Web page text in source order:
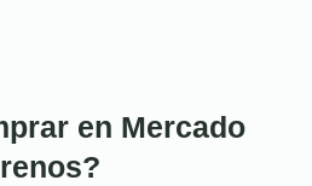
en Mercado